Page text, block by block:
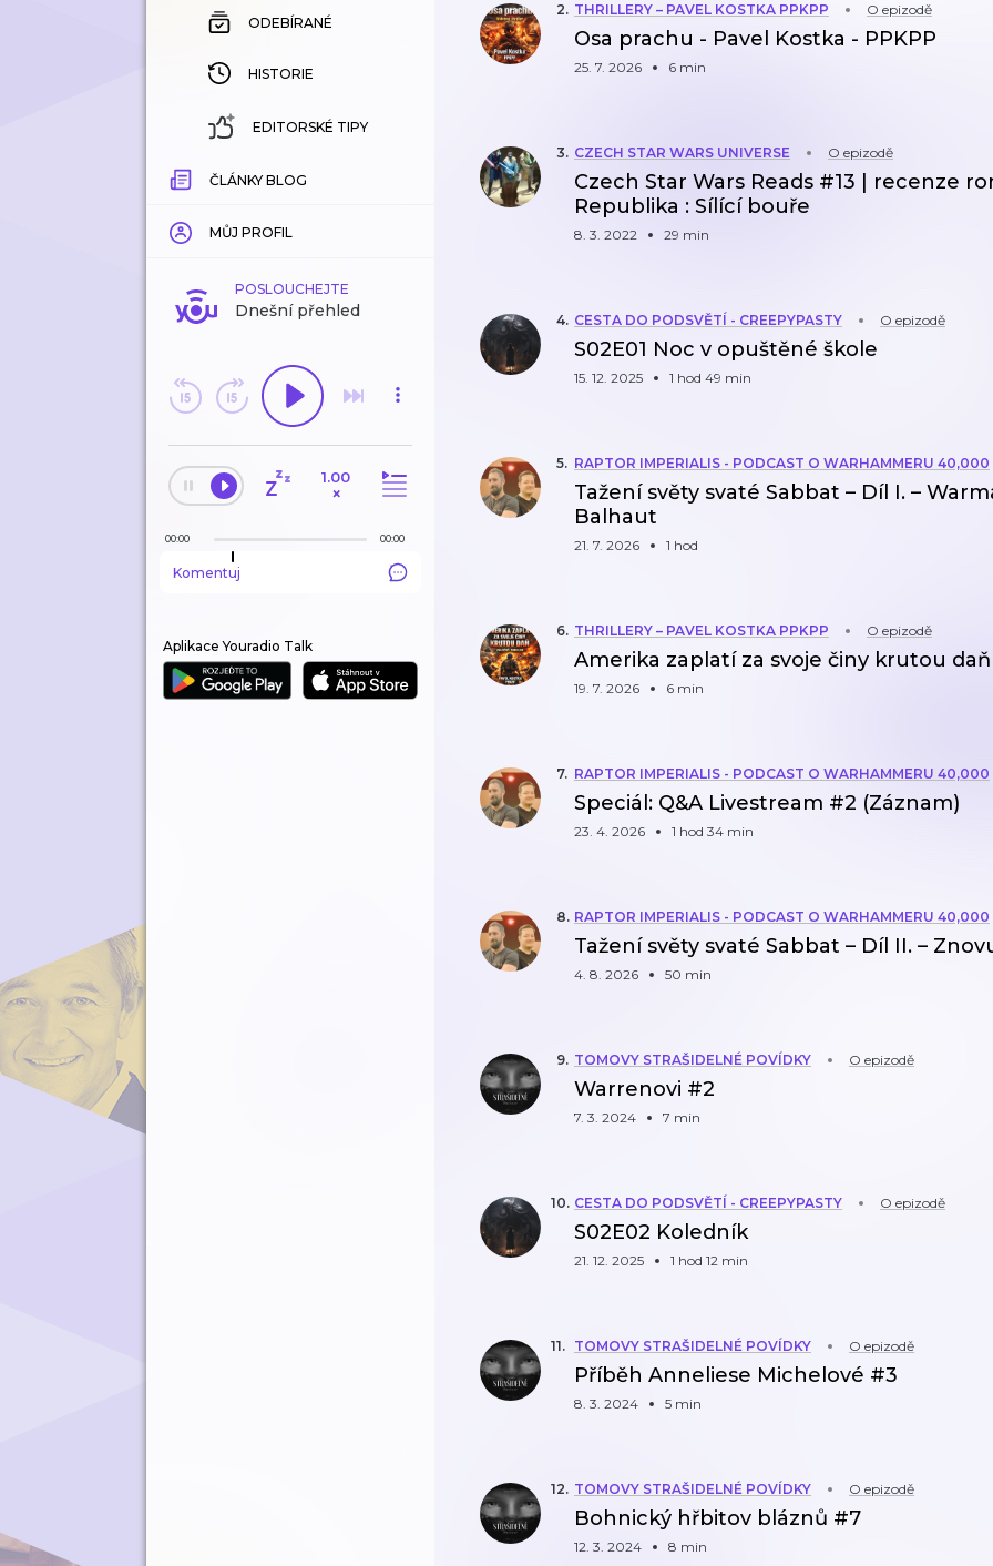
ODEBÍRANÉ
HISTORIE
EDITORSKÉ TIPY
ČLÁNKY BLOG
MŮJ PROFIL
POSLOUCHEJTE
Dnešní přehled
1.00
×
00:00 00:00
Komentuj
Aplikace Youradio Talk
2. THRILLERY – PAVEL KOSTKA PPKPP O epizodě
Osa prachu - Pavel Kostka - PPKPP
25. 7. 2026 6 min
3. CZECH STAR WARS UNIVERSE O epizodě
Czech Star Wars Reads #13 | recenze
Republika : Sílící bouře
8. 3. 2022 29 min
4. CESTA DO PODSVĚTÍ - CREEPYPASTY O epizodě
S02E01 Noc v opuštěné škole
15. 12. 2025 1 hod 49 min
5. RAPTOR IMPERIALIS - PODCAST O WARHAMMERU 40,000
Tažení světy svaté Sabbat – Díl I. –
Balhaut
21. 7. 2026 1 hod
6. THRILLERY – PAVEL KOSTKA PPKPP O epizodě
Amerika zaplatí za svoje činy krutou daň
19. 7. 2026 6 min
7. RAPTOR IMPERIALIS - PODCAST O WARHAMMERU 40,000
Speciál: Q&A Livestream #2 (Záznam)
23. 4. 2026 1 hod 34 min
8. RAPTOR IMPERIALIS - PODCAST O WARHAMMERU 40,000
Tažení světy svaté Sabbat – Díl II. –
4. 8. 2026 50 min
9. TOMOVY STRAŠIDELNÉ POVÍDKY O epizodě
Warrenovi #2
7. 3. 2024 7 min
10. CESTA DO PODSVĚTÍ - CREEPYPASTY O epizodě
S02E02 Koledník
21. 12. 2025 1 hod 12 min
11. TOMOVY STRAŠIDELNÉ POVÍDKY O epizodě
Příběh Anneliese Michelové #3
8. 3. 2024 5 min
12. TOMOVY STRAŠIDELNÉ POVÍDKY O epizodě
Bohnický hřbitov bláznů #7
12. 3. 2024 8 min